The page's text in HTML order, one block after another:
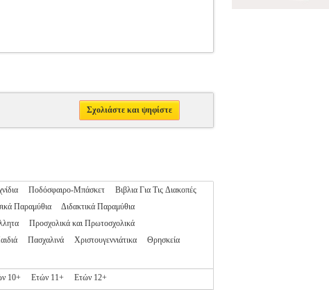
Σχολιάστε και ψηφίστε
Ποδόσφαιρο-Μπάσκετ
Βιβλια Για Τις Διακοπές
Παραμύθια
Διδακτικά Παραμύθια
Προσχολικά και Πρωτοσχολικά
Πασχαλινά Χριστουγεννιάτικα
Θρησκεία
10+ Ετών 11+ Ετών 12+